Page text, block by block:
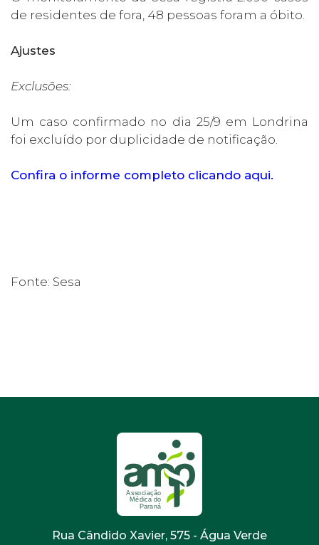
de residentes de fora, 48 pessoas foram a óbito.
Ajustes
Exclusões:
Um caso confirmado no dia 25/9 em Londrina
foi excluído por duplicidade de notificação.
Confira o informe completo clicando aqui.
Fonte: Sesa
Rua Cândido Xavier, 575 - Água Verde